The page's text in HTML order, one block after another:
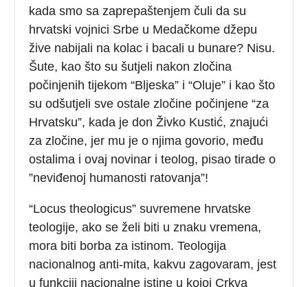
kada smo sa zaprepaštenjem čuli da su
hrvatski vojnici Srbe u Medačkome džepu
žive nabijali na kolac i bacali u bunare? Nisu.
Šute, kao što su šutjeli nakon zločina
počinjenih tijekom “Bljeska” i “Oluje” i kao što
su odšutjeli sve ostale zločine počinjene “za
Hrvatsku”, kada je don Živko Kustić, znajući
za zločine, jer mu je o njima govorio, među
ostalima i ovaj novinar i teolog, pisao tirade o
”neviđenoj humanosti ratovanja”!
“Locus theologicus” suvremene hrvatske
teologije, ako se želi biti u znaku vremena,
mora biti borba za istinom. Teologija
nacionalnog anti-mita, kakvu zagovaram, jest
u funkciji nacionalne istine u kojoj Crkva